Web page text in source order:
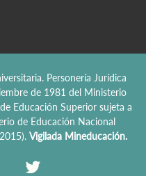
Personería Jurídica
de 1981 del Ministerio
Educación Superior sujeta a
de Educación Nacional
Vigilada Mineducación.